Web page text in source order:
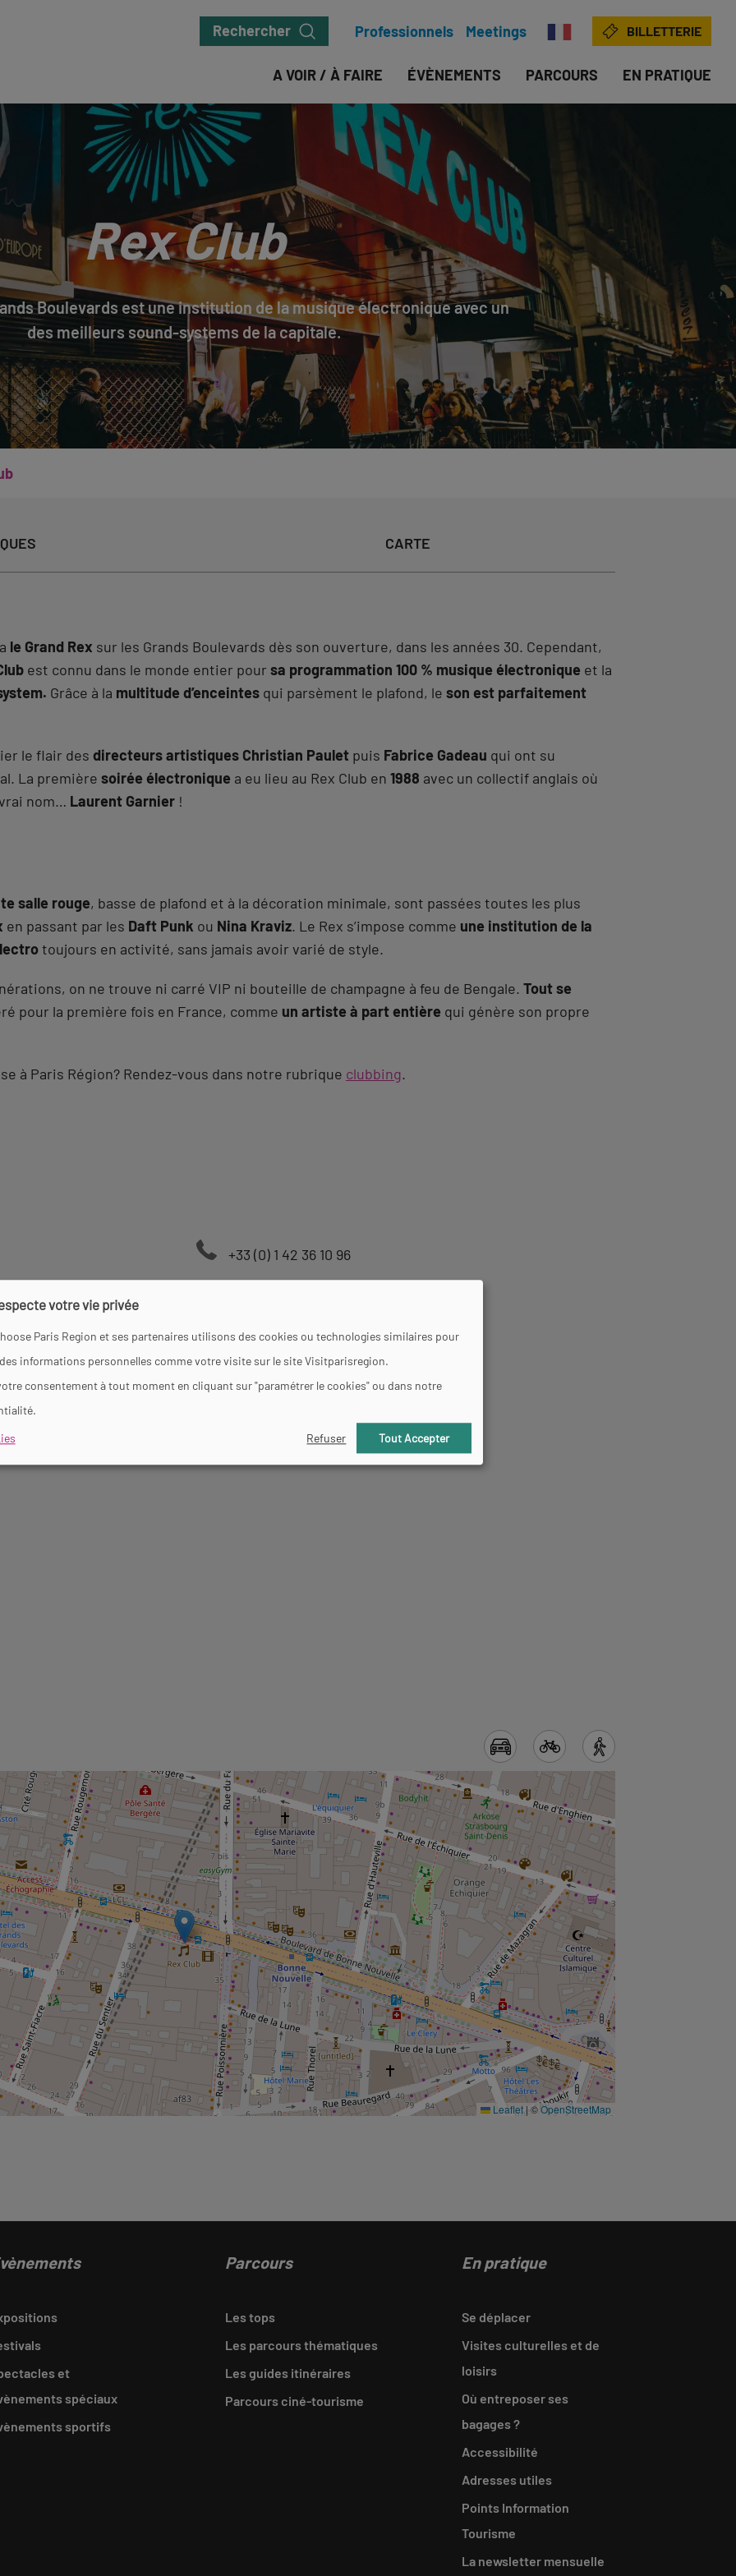
Rechercher Professionnels Meetings BILLETTERIE
A VOIR / À FAIRE ÉVÈNEMENTS PARCOURS EN PRATIQUE
Rex Club
Boulevards est une institution de la musique électronique avec un
des meilleurs sound-systems de la capitale.
CARTE
le Grand Rex sur les Grands Boulevards dès son ouverture, dans les années 30. Cependant,
est connu dans le monde entier pour sa programmation 100 % musique électronique et la
Grâce à la multitude d’enceintes qui parsèment le plafond, le son est parfaitement
le flair des directeurs artistiques Christian Paulet puis Fabrice Gadeau qui ont su
La première soirée électronique a eu lieu au Rex Club en 1988 avec un collectif anglais où
nom… Laurent Garnier !
salle rouge, basse de plafond et à la décoration minimale, sont passées toutes les plus
en passant par les Daft Punk ou Nina Kraviz. Le Rex s’impose comme une institution de la
toujours en activité, sans jamais avoir varié de style.
on ne trouve ni carré VIP ni bouteille de champagne à feu de Bengale. Tout se
pour la première fois en France, comme un artiste à part entière qui génère son propre
à Paris Région? Rendez-vous dans notre rubrique clubbing.
+33 (0) 1 42 36 10 96
et samedi de 23h55 à 7h.
Leaflet | ©OpenStreetMap
et
spéciaux
sportifs
Parcours
Les tops
Les parcours thématiques
Les guides itinéraires
Parcours ciné-tourisme
En pratique
Se déplacer
Visites culturelles et de
loisirs
Où entreposer ses
bagages ?
Accessibilité
Adresses utiles
Points Information
Tourisme
La newsletter mensuelle
votre vie privée
Paris Region et ses partenaires utilisons des cookies ou technologies similaires pour
informations personnelles comme votre visite sur le site Visitparisregion.
consentement à tout moment en cliquant sur "paramétrer le cookies" ou dans notre
Refuser Tout Accepter